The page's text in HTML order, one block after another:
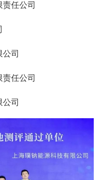
任公司
司
任公司
司